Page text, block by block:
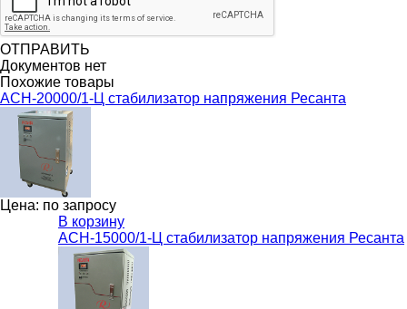
ОТПРАВИТЬ
Документов нет
Похожие товары
ACH-20000/1-Ц стабилизатор напряжения Ресанта
Цена: по запросу
В корзину
ACH-15000/1-Ц стабилизатор напряжения Ресанта